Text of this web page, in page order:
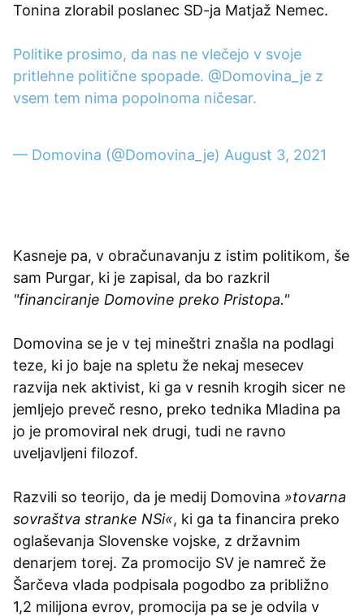
Tonina zlorabil poslanec SD-ja Matjaž Nemec.
Politike prosimo, da nas ne vlečejo v svoje
pritlehne politične spopade. @Domovina_je z
vsem tem nima popolnoma ničesar.
— Domovina (@Domovina_je) August 3, 2021
Kasneje pa, v obračunavanju z istim politikom, še
sam Purgar, ki je zapisal, da bo razkril
"financiranje Domovine preko Pristopa."
Domovina se je v tej mineštri znašla na podlagi
teze, ki jo baje na spletu že nekaj mesecev
razvija nek aktivist, ki ga v resnih krogih sicer ne
jemljejo preveč resno, preko tednika Mladina pa
jo je promoviral nek drugi, tudi ne ravno
uveljavljeni filozof.
Razvili so teorijo, da je medij Domovina »tovarna
sovraštva stranke NSi«, ki ga ta financira preko
oglaševanja Slovenske vojske, z državnim
denarjem torej. Za promocijo SV je namreč že
Šarčeva vlada podpisala pogodbo za približno
1,2 milijona evrov, promocija pa se je odvila v